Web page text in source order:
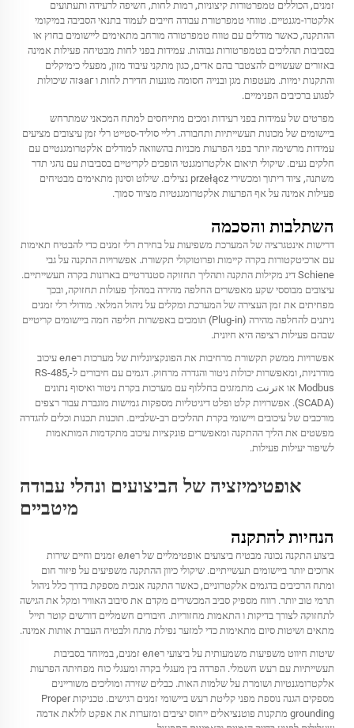
זמנים, הכוללים טמפרטורות קיצוניות, רמות לחות, חשיפה לרעידה ותעתועים
אלקטרו-מגנטיים. טווחי טמפרטורת עבודה חייבים לעמוד בתנאי הסביבה במיקומי
ההתקנה, כאשר מודלים עם טווח טמפרטורה מורחב מתאימים ליישומים בחוץ או
בסביבות תהליכים בטמפרטורות גבוהות. עמידות בפני לחות מבטיחה פעילות אמינה
באזורים שעשויים להצטבר בהם אדים, כגון מתקני עיבוד מזון, מפעלי כימיקלים
והתקנות ימיות. מעטפות מגן ובנייה חסומה מונעות חדירת לחות ו загזה שיכולות
לפגוע ברכיבים הפנימיים.
מפרטים של עמידות בפני רעידות ומכים מתייחסים למתח המכאני שמתרחש
ביישומים של מכונות תעשייתיות ותחבורה. רליי סוליד-סטייט רלי זמן עיצובים מציעים
עמידות מרשימה יותר בפני הפרעות מכניות בהשוואה למודלים אלקטרומגנטיים עם
חלקים נעים. שיקולי תיאום אלקטרומגנטי הופכים לקריטיים בסביבות עם נהגי תדר
משתנה, ציוד ריתוך ומכשירי przełącz נצילים. שילוט וסינון מתאימים מבטיחים
פעילות אמינה על אף הפרעות אלקטרומגנטיות מציוד סמוך.
השתלבות והסכמה
דרישות אינטגרציה של המערכת משפיעות על בחירת רלי זמנים כדי להבטיח תאימות
עם ארכיטקטורות בקרה קיימות ופרוטוקולי תקשורת. אפשרויות התקנה על גבי
Schiene דינ מקילות התקנה ותהליך תחזוקה סטנדרטיים בארונות בקרה תעשייתיים.
עיצובים מבוססי שקע מאפשרים החלפה מהירה במהלך פעולות תחזוקה, ובכך
מפחיתים את זמן העצירה של המערכת ומקלים על ניהול המלאי. מודולי רלי זמנים
ניתנים להחלפה מהירה (Plug-in) תומכים באפשרות חליפה חמה ביישומים קריטיים
שבהם פעילות רציפה היא חיונית.
אפשרויות ממשק תקשורת מרחיבות את הפונקציונליות של מערכות רеле עיכוב
מודרניות, ומאפשרות יכולות ניטור והגדרה מרחוק. דגמים עם חיבורים ל-RS-485,
Modbus או אترنت מתמזגים בחללוף עם מערכות בקרת ניטור ואיסוף נתונים
(SCADA). אפשרויות קלט ופלט דיגיטליות מספקות גמישות מוגברת עבור רצפים
מורכבים של עיכובים ויישומי בקרת תהליכים רב-שלביים. תוכנות תכנות וכלים להגדרה
מפשטים את הליך ההתקנה ומאפשרים פונקציות עיכוב מתקדמות המותאמות
לשיפור יעילות פעילות.
אופטימיזציה של הביצועים ונהלי עבודה
מיטביים
הנחיות להתקנה
ביצוע התקנה נכונה מבטיח ביצועים אופטימליים של רеле זמנים וחיים שירות
ארוכים יותר ביישומים תעשייתיים. שיקולי כיוון ההתקנה משפיעים על פיזור חום
ומתח הרכיבים בדגמים אלקטרוניים, כאשר התקנה אנכית מספקת בדרך כלל ניהול
תרמי טוב יותר. רווח מספיק סביב המכשירים מקדם את סיבוב האוויר ומקל את הגישה
לתחזוקה לצורך בדיקות ו התאמות מחזוריות. חיבורים חשמליים דורשים קוטר תייל
מתאים ושיטות סיום מתאימות כדי למזער נפילת מתח ולבטיח העברת אותות אמינה.
שיטות חיווט משפיעות משמעותית על ביצועי רеле זמנים, במיוחד בסביבות
תעשייתיות עם רעש חשמלי. הפרדה בין מעגלי בקרה ומעגלי כוח מפחיתה הפרעות
אלקטרומגנטיות ושומרת על שלמות האות. כבלים שזירה ומוליכים משוריינים
מספקים הגנה נוספת מפני קליטת רעש ביישומי זמנים רגישים. טכניקות Proper
grounding מתקנות פוטנציאלים ייחוס יציבים ומזערות את אפקט לולאת אדמה